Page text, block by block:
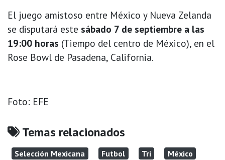
El juego amistoso entre México y Nueva Zelanda
se disputará este sábado 7 de septiembre a las
19:00 horas (Tiempo del centro de México), en el
Rose Bowl de Pasadena, California.
Foto: EFE
Temas relacionados
Selección Mexicana Futbol Tri
México